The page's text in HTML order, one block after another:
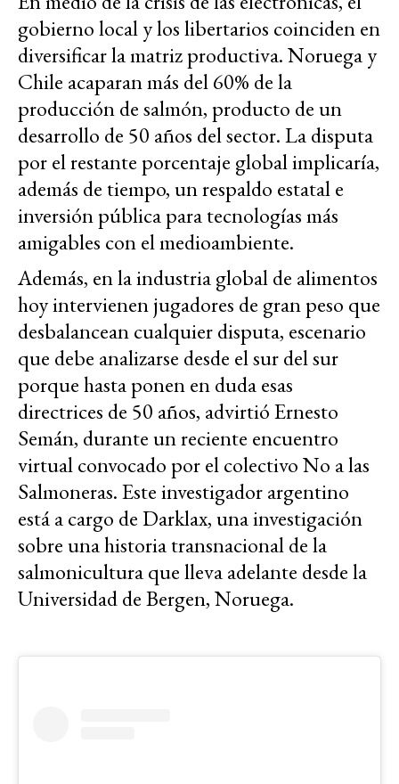
gobierno local y los libertarios coinciden en
diversificar la matriz productiva. Noruega y
Chile acaparan más del 60% de la
producción de salmón, producto de un
desarrollo de 50 años del sector. La disputa
por el restante porcentaje global implicaría,
además de tiempo, un respaldo estatal e
inversión pública para tecnologías más
amigables con el medioambiente.
Además, en la industria global de alimentos
hoy intervienen jugadores de gran peso que
desbalancean cualquier disputa, escenario
que debe analizarse desde el sur del sur
porque hasta ponen en duda esas
directrices de 50 años, advirtió Ernesto
Semán, durante un reciente encuentro
virtual convocado por el colectivo No a las
Salmoneras. Este investigador argentino
está a cargo de Darklax, una investigación
sobre una historia transnacional de la
salmonicultura que lleva adelante desde la
Universidad de Bergen, Noruega.